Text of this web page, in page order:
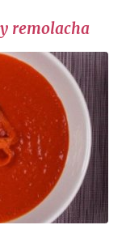
remolacha